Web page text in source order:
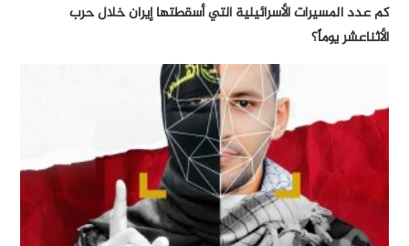
كم عدد المسيرات الأسرائيلية التي أسقطتها إيران خلال حرب
الأثناعشر يوماً؟